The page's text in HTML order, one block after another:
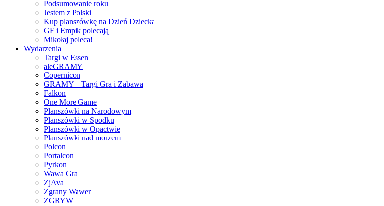
Podsumowanie roku
Jestem z Polski
Kup planszówkę na Dzień Dziecka
GF i Empik polecają
Mikołaj poleca!
Wydarzenia
Targi w Essen
aleGRAMY
Copernicon
GRAMY – Targi Gra i Zabawa
Falkon
One More Game
Planszówki na Narodowym
Planszówki w Spodku
Planszówki w Opactwie
Planszówki nad morzem
Polcon
Portalcon
Pyrkon
Wawa Gra
ZjAva
Zgrany Wawer
ZGRYW